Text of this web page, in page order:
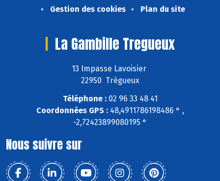
Gestion des cookies
Plan du site
La Gambille Tregueux
13 Impasse Lavoisier
22950 Trégueux
Téléphone :02 96 33 48 41
Coordonnées GPS :48,4911786198486 ° ,
-2,72423899080195 °
Nous suivre sur